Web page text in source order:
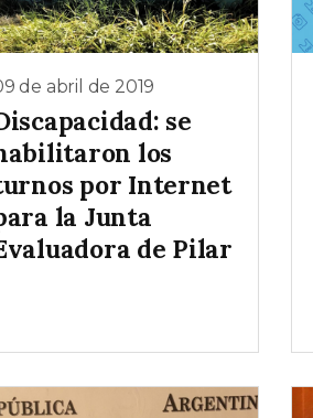
de abril de 2019
se
los
por Internet
la Junta
de Pilar